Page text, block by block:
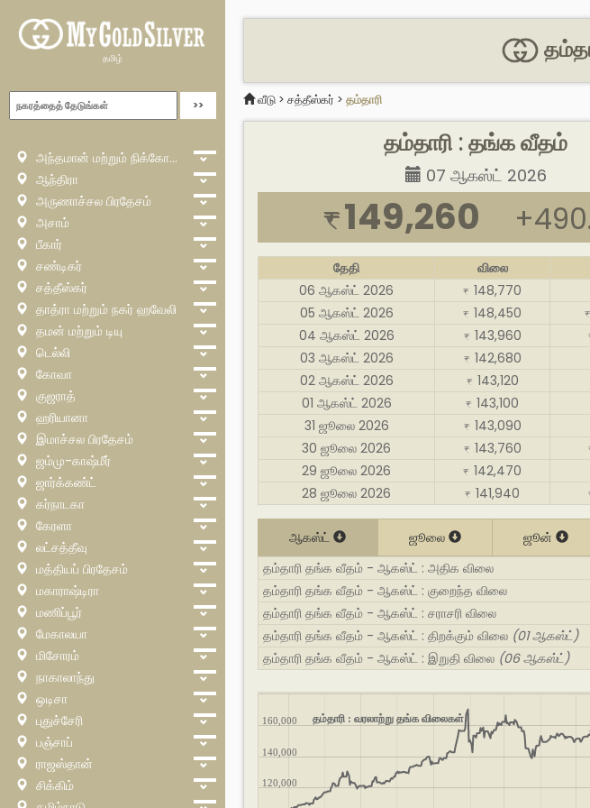
தமிழ்
அந்தமான் மற்றும் நிக்கோபார்
ஆந்திரா
அருணாச்சல பிரதேசம்
அசாம்
பீகார்
சண்டிகர்
சத்தீஸ்கர்
தாத்ரா மற்றும் நகர் ஹவேலி
தமன் மற்றும் டியு
டெல்லி
கோவா
குஜராத்
ஹரியானா
இமாச்சல பிரதேசம்
ஜம்மு-காஷ்மீர்
ஜார்க்கண்ட்
கர்நாடகா
கேரளா
லட்சத்தீவு
மத்தியப் பிரதேசம்
மகாராஷ்டிரா
மணிப்பூர்
மேகாலயா
மிசோரம்
நாகாலாந்து
ஒடிசா
புதுச்சேரி
பஞ்சாப்
ராஜஸ்தான்
சிக்கிம்
வீடு > சத்தீஸ்கர் > தம்தாரி
தம்தாரி : தங்க வீதம்
07 ஆகஸ்ட் 2026
₹149,260
தேதி விலை
06 ஆகஸ்ட் 2026
₹ 148,770
05 ஆகஸ்ட் 2026
₹ 148,450 ₹
04 ஆகஸ்ட் 2026
₹ 143,960
03 ஆகஸ்ட் 2026
₹ 142,680
02 ஆகஸ்ட் 2026
₹ 143,120
01 ஆகஸ்ட் 2026
₹ 143,100
31 ஜூலை 2026
₹ 143,090
30 ஜூலை 2026
₹ 143,760
29 ஜூலை 2026
₹ 142,470
28 ஜூலை 2026
₹ 141,940
ஆகஸ்ட் ஜூலை ஜூன்
தம்தாரி தங்க வீதம் - ஆகஸ்ட் : அதிக விலை
தம்தாரி தங்க வீதம் - ஆகஸ்ட் : குறைந்த விலை
தம்தாரி தங்க வீதம் - ஆகஸ்ட் : சராசரி விலை
தம்தாரி தங்க வீதம் - ஆகஸ்ட் : திறக்கும் விலை (01 ஆகஸ்ட்)
தம்தாரி தங்க வீதம் - ஆகஸ்ட் : இறுதி விலை (06 ஆகஸ்ட்)
தம்தாரி : வரலாற்று தங்க விலைகள்
120,000
140,000
160,000